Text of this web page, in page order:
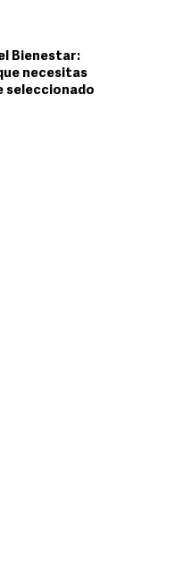
Bienestar:
necesitas
seleccionado